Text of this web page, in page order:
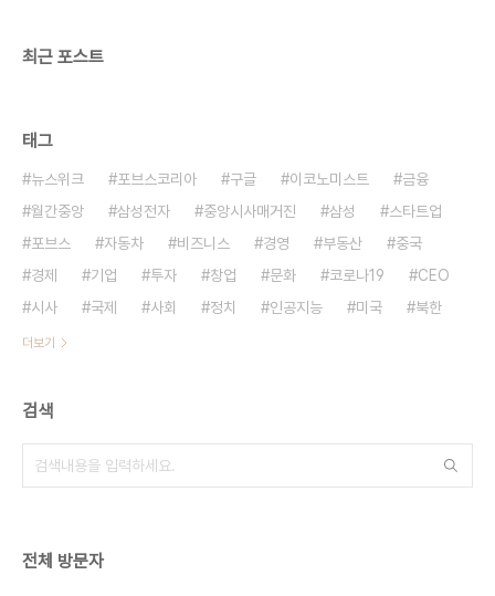
최근 포스트
태그
뉴스위크 포브스코리아 구글 이코노미스트
금융
월간중앙
삼성전자 중앙시사매거진 삼성
스타트업
포브스
자동차 비즈니스 경영 부동산
중국
경제
기업 투자 창업 문화 코로나19
CEO
시사
국제 사회 정치 인공지능 미국 북한
더보기
검색
전체 방문자